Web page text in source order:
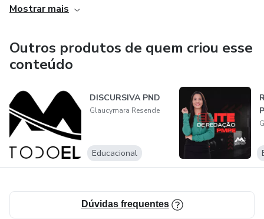
Missão: Levar o conhecimento de português, redação e
sua tão sonhada aprovação, tanto no Enem, quanto em
concursos públicos.
Mostrar mais
Outros produtos de quem criou esse
conteúdo
DISCURSIVA PND
Glaucymara Resende
Educacional
Dúvidas frequentes